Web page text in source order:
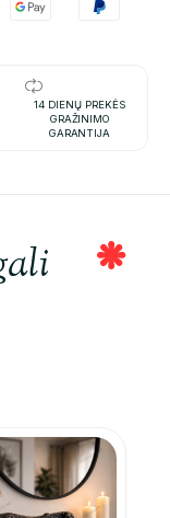
14 DIENŲ PREKĖS
GRAŽINIMO
GARANTIJA